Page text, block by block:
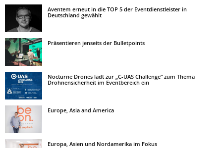
Aventem erneut in die TOP 5 der Eventdienstleister in
Deutschland gewählt
Präsentieren jenseits der Bulletpoints
Nocturne Drones lädt zur „C-UAS Challenge“ zum Thema
Drohnensicherheit im Eventbereich ein
Europe, Asia and America
Europa, Asien und Nordamerika im Fokus